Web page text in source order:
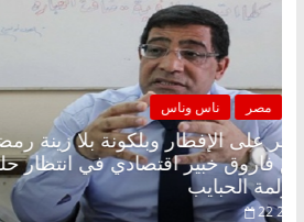
الرئيسية مصر ناس وناس
مقعد شاغر على الإفطار
عبدالخالق فاروق خبير اقتصادي
الحرية ولمة الحبايب
22 فبراير، 2026